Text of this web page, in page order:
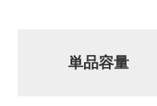
単品容量